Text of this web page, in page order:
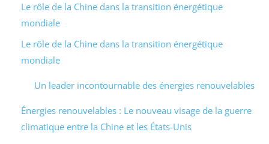
Le rôle de la Chine dans la transition énergétique
mondiale
Le rôle de la Chine dans la transition énergétique
mondiale
Un leader incontournable des énergies renouvelables
Énergies renouvelables : Le nouveau visage de la guerre
climatique entre la Chine et les États-Unis